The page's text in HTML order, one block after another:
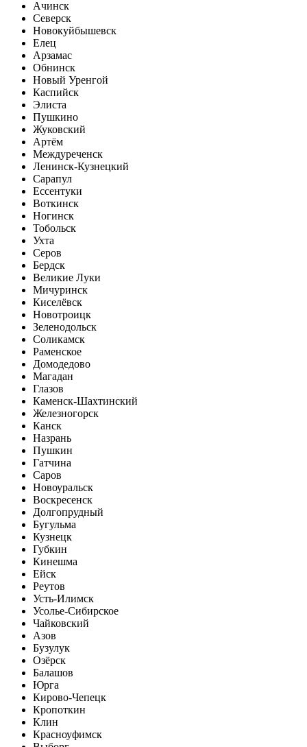
Ачинск
Северск
Новокуйбышевск
Елец
Арзамас
Обнинск
Новый Уренгой
Каспийск
Элиста
Пушкино
Жуковский
Артём
Междуреченск
Ленинск-Кузнецкий
Сарапул
Ессентуки
Воткинск
Ногинск
Тобольск
Ухта
Серов
Бердск
Великие Луки
Мичуринск
Киселёвск
Новотроицк
Зеленодольск
Соликамск
Раменское
Домодедово
Магадан
Глазов
Каменск-Шахтинский
Железногорск
Канск
Назрань
Пушкин
Гатчина
Саров
Новоуральск
Воскресенск
Долгопрудный
Бугульма
Кузнецк
Губкин
Кинешма
Ейск
Реутов
Усть-Илимск
Усолье-Сибирское
Чайковский
Азов
Бузулук
Озёрск
Балашов
Юрга
Кирово-Чепецк
Кропоткин
Клин
Красноуфимск